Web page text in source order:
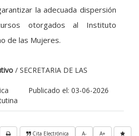
la adecuada dispersión
otorgados al Instituto
de las Mujeres.
/ SECRETARIA DE LAS
Publicado el: 03-06-2026
A+
A-
Cita Electrónica